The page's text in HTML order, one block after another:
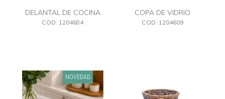
DELANTAL DE COCINA
COD: 1204684
COPA DE VIDRIO
COD: 1204609
NOVEDAD